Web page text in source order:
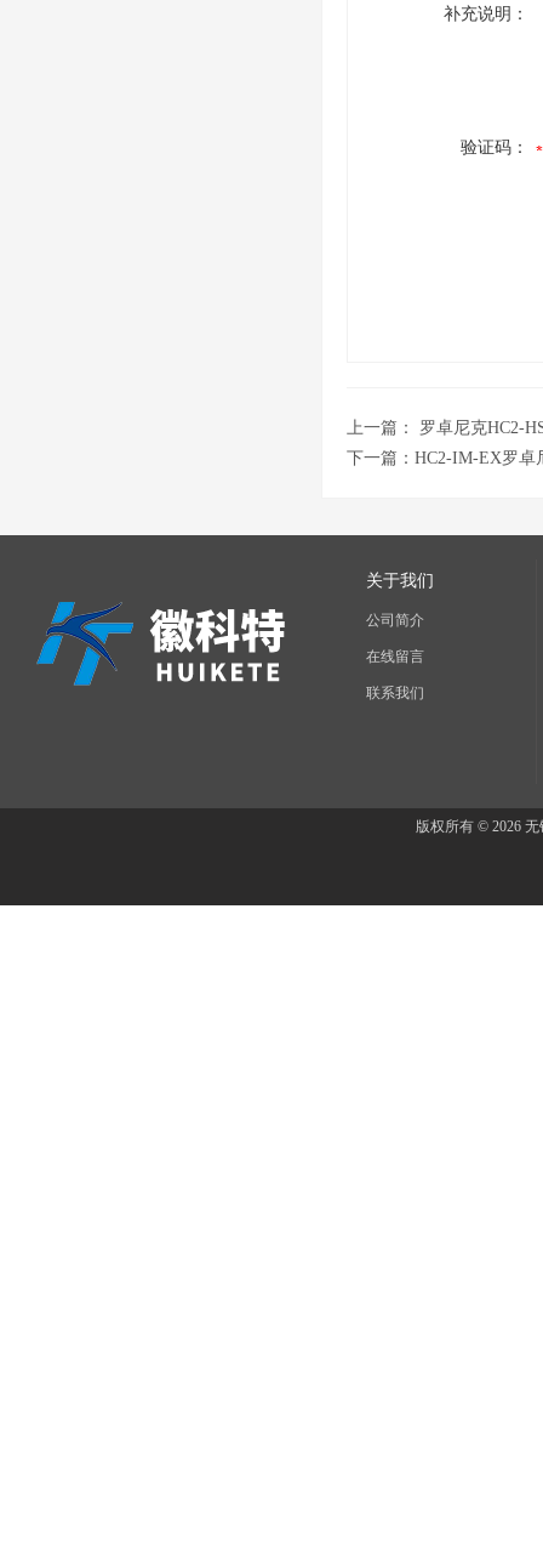
补充说明：
验证码：
上一篇： 罗卓尼克HC2-
下一篇： HC2-IM-EX罗卓
关于我们
公司简介
在线留言
联系我们
版权所有 © 2026